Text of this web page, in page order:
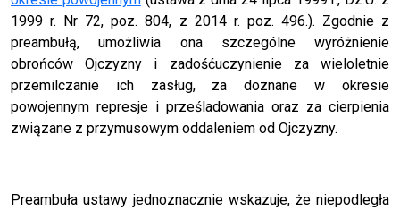
1999 r. Nr 72, poz. 804, z 2014 r. poz. 496.). Zgodnie z
preambułą, umożliwia ona szczególne wyróżnienie
obrońców Ojczyzny i zadośćuczynienie za wieloletnie
przemilczanie ich zasług, za doznane w okresie
powojennym represje i prześladowania oraz za cierpienia
związane z przymusowym oddaleniem od Ojczyzny.
Preambuła ustawy jednoznacznie wskazuje, że niepodległa